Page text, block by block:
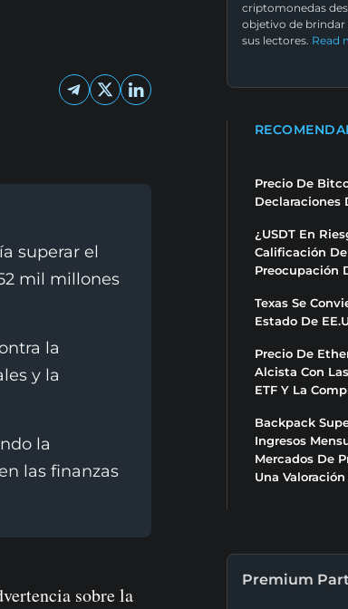
superar el
mil millones
la
y la
la
las finanzas
sobre la
criptomonedas
objetivo de brindar
sus lectores. Read
Precio De
Declaraciones
¿USDT En
Calificación
Preocupación
Texas Se
Estado De
Precio De
Alcista Con
ETF Y La
Backpack
Ingresos
Mercados De
Una
Premium